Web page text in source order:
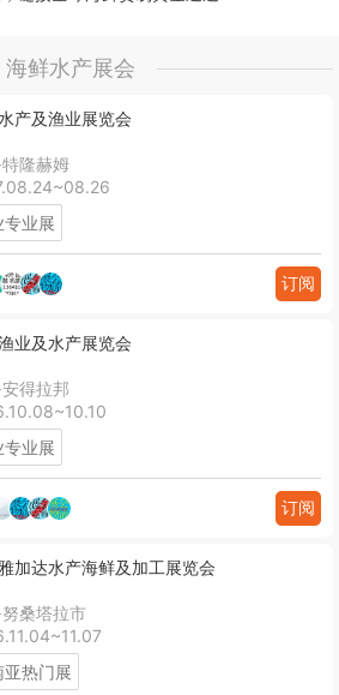
海鲜水产展会
产及渔业展览会
特隆赫姆
专业展
订阅
业及水产展览会
安得拉邦
专业展
订阅
加达水产海鲜及加工展览会
努桑塔拉市
亚热门展